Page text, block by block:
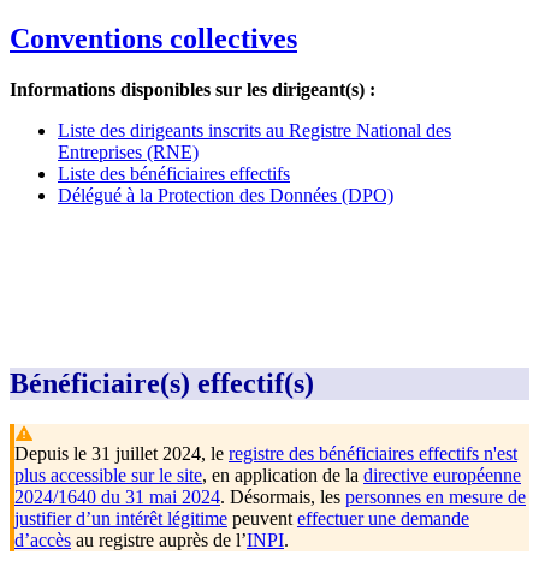
Conventions collectives
Informations disponibles sur les dirigeant(s) :
Liste des dirigeants inscrits au Registre National des
Entreprises (RNE)
Liste des bénéficiaires effectifs
Délégué à la Protection des Données (DPO)
Bénéficiaire(s) effectif(s)
Depuis le 31 juillet 2024, le registre des bénéficiaires effectifs n'est
plus accessible sur le site, en application de la directive européenne
2024/1640 du 31 mai 2024. Désormais, les personnes en mesure de
justifier d’un intérêt légitime peuvent effectuer une demande
d’accès au registre auprès de l’INPI.